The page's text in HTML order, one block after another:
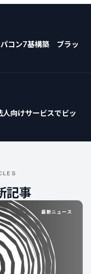
パコン7基構築 ブラッ
向けサービスでビッ
記事
最新ニュース